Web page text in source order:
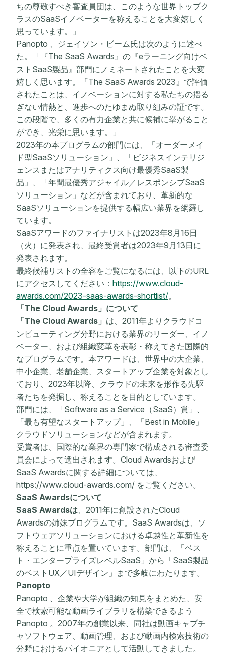
ちの尊敬すべき審査員団は、このような世界トップク
ラスのSaaSイノベーターを称えることを大変嬉しく
思っています。」
Panopto 、ジェイソン・ビーム氏は次のように述べ
た。「『The SaaS Awards』の『eラーニング向けベ
ストSaaS製品』部門にノミネートされたことを大変
嬉しく思います。『The SaaS Awards 2023』で評価
されたことは、イノベーションに対する私たちの揺る
ぎない情熱と、進歩へのたゆまぬ取り組みの証です。
この段階で、多くの有力企業と共に候補に挙がること
ができ、光栄に思います。」
2023年の本プログラムの部門には、「オーダーメイ
ド型SaaSソリューション」、「ビジネスインテリジ
ェンスまたはアナリティクス向け最優秀SaaS製
品」、「年間最優秀アジャイル／レスポンシブSaaS
ソリューション」などが含まれており、革新的な
SaaSソリューションを提供する幅広い業界を網羅し
ています。
SaaSアワードのファイナリストは2023年8月16日
（火）に発表され、最終受賞者は2023年9月13日に
発表されます。
最終候補リストの全容をご覧になるには、以下のURL
にアクセスしてください： https://www.cloud-
awards.com/2023-saas-awards-shortlist/。
「The Cloud Awards」について
「The Cloud Awards」 は、2011年よりクラウドコ
ンピューティング分野における業界のリーダー、イノ
ベーター、および組織変革を表彰・称えてきた国際的
なプログラムです。本アワードは、世界中の大企業、
中小企業、老舗企業、スタートアップ企業を対象とし
ており、2023年以降、クラウドの未来を形作る先駆
者たちを発掘し、称えることを目的としています。
部門には、「Software as a Service（SaaS）賞」、
「最も有望なスタートアップ」、「Best in Mobile」
クラウドソリューションなどが含まれます。
受賞者は、国際的な業界の専門家で構成される審査委
員会によって選出されます。Cloud Awardsおよび
SaaS Awardsに関する詳細については、
https://www.cloud-awards.com/ をご覧ください。
SaaS Awardsについて
SaaS Awardsは、2011年に創設されたCloud
Awardsの姉妹プログラムです。SaaS Awardsは、ソ
フトウェアソリューションにおける卓越性と革新性を
称えることに重点を置いています。部門は、「ベス
ト・エンタープライズレベルSaaS」から「SaaS製品
のベストUX／UIデザイン」まで多岐にわたります。
Panopto
Panopto 、企業や大学が組織の知見をまとめた、安
全で検索可能な動画ライブラリを構築できるよう
Panopto 。2007年の創業以来、同社は動画キャプチ
ャソフトウェア、動画管理、および動画内検索技術の
分野におけるパイオニアとして活動してきました。